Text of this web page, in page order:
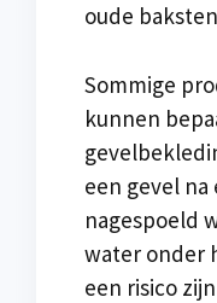
oude
Sommige
kunnen
een gevel na
nagespoeld
water onder
een risico